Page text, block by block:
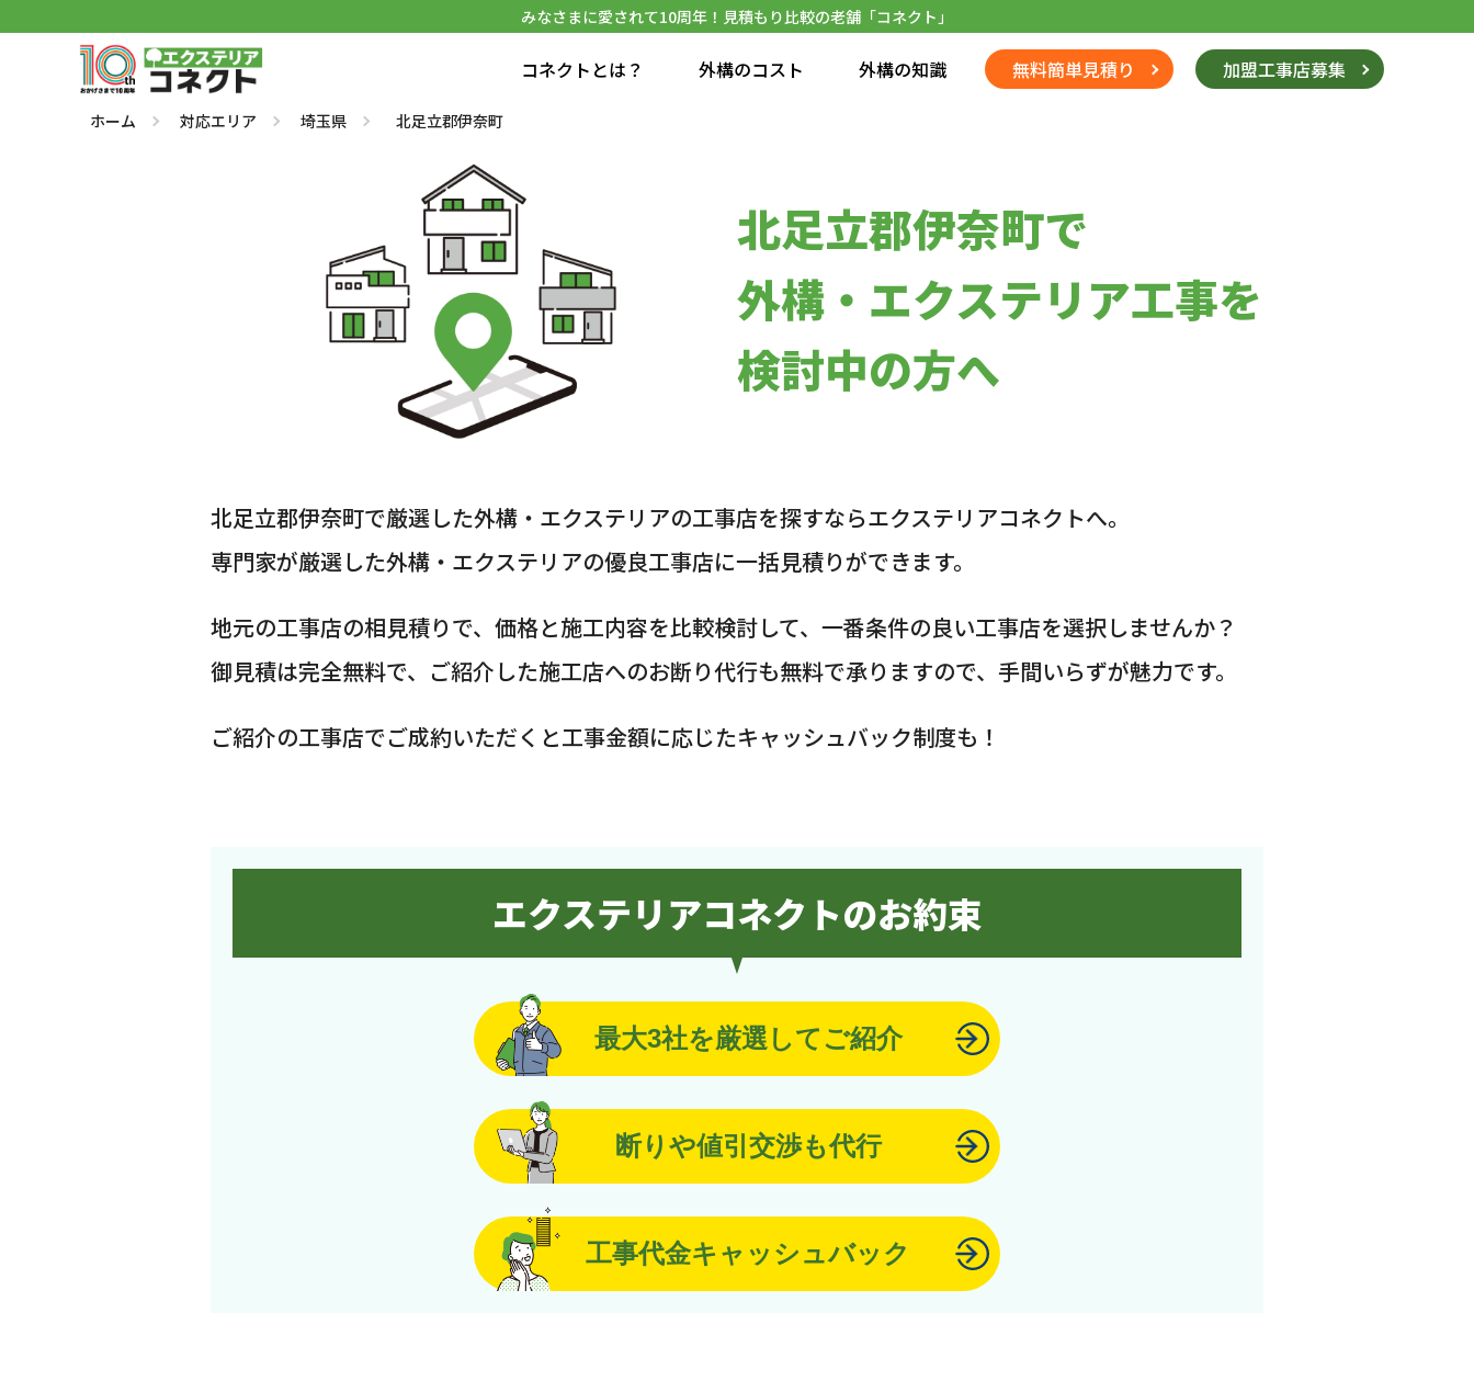
みなさまに愛されて10周年！見積もり比較の老舗「コネクト」
コネクトとは？ 外構のコスト 外構の知識 無料簡単見積り 加盟工事店募集
ホーム 対応エリア 埼玉県 北足立郡伊奈町
北足立郡伊奈町で
外構・エクステリア工事を
検討中の方へ
北足立郡伊奈町で厳選した外構・エクステリアの工事店を探すならエクステリアコネクトへ。
専門家が厳選した外構・エクステリアの優良工事店に一括見積りができます。
地元の工事店の相見積りで、価格と施工内容を比較検討して、一番条件の良い工事店を選択しませんか？
御見積は完全無料で、ご紹介した施工店へのお断り代行も無料で承りますので、手間いらずが魅力です。
ご紹介の工事店でご成約いただくと工事金額に応じたキャッシュバック制度も！
エクステリアコネクトのお約束
最大3社を厳選してご紹介
断りや値引交渉も代行
工事代金キャッシュバック